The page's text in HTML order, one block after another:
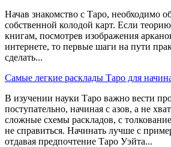
Начав знакомство с Таро, необходимо
собственной колодой карт. Если
книгам, посмотрев изображения
интернете, то первые шаги на пути
сделать...
Самые легкие расклады Таро для
В изучении науки Таро важно вести
поступательно, начиная с азов, а не
сложные схемы раскладов, с
не справиться. Начинать лучше с
отдавая предпочтение Таро Уэйта...